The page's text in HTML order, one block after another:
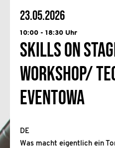
23.05.2026
10:00 - 18:30 Uhr
Skills on
Workshop/
eventowa
DE
Was macht eigentlich ein